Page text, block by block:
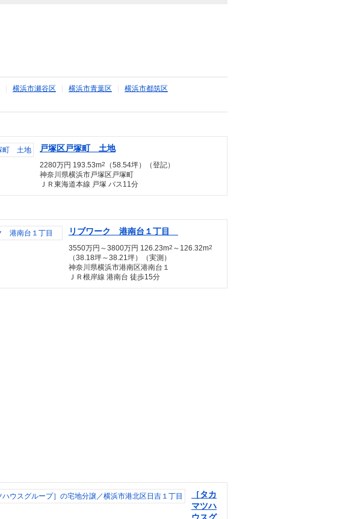
横浜市瀬谷区 横浜市青葉区 横浜市都筑区
戸塚区戸塚町 土地
2280万円 193.53m2
（58.54坪）（登記）
神奈川県横浜市戸塚区戸塚町
ＪＲ東海道本線 戸塚 バス11分
リブワーク 港南台１丁目
3550万円～3800万円 126.23m2 ～126.32m2
（38.18坪～38.21坪）（実測）
神奈川県横浜市港南区港南台１
ＪＲ根岸線 港南台 徒歩15分
［タカ
マツハ